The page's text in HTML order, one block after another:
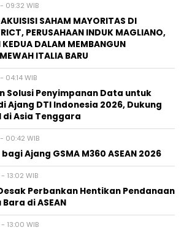
09:32 WIB
SAHAM MAYORITAS DI
PERUSAHAAN INDUK MAGLIANO,
DALAM MEMBANGUN
ITALIA BARU
WIB
Solusi Penyimpanan Data untuk
Ajang DTI Indonesia 2026, Dukung
di Asia Tenggara
00:42 WIB
Ajang GSMA M360 ASEAN 2026
13:02 WIB
Perbankan Hentikan Pendanaan
di ASEAN
13:00 WIB